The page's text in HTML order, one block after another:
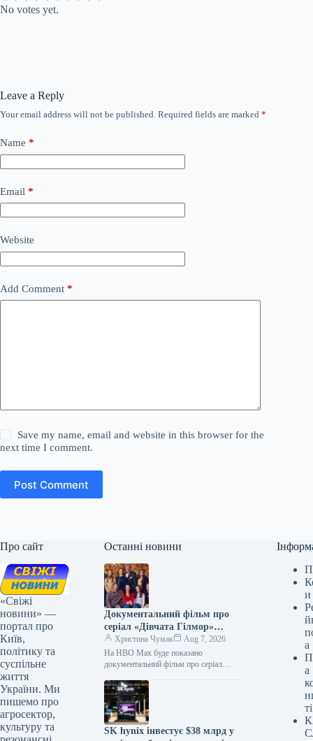
No votes yet.
Leave a Reply
Your email address will not be published. Required fields are marked *
Name *
Email *
Website
Add Comment *
Save my name, email and website in this browser for the
next time I comment.
Post Comment
Про сайт
«Свіжі
новини» —
портал про
Київ,
політику та
суспільне
життя
України. Ми
пишемо про
агросектор,
культуру та
Останні новини
Документальний фільм про
серіал «Дівчата Гілмор»
з’явиться на HBO Max.
Христина Чумак
Aug 7, 2026
На HBO Max буде показано
документальний фільм про серіал
Укрінформ На потоковому сервісі
HBO Max з’явиться…
SK hynix інвестує $38 млрд у
и
а
а
ті